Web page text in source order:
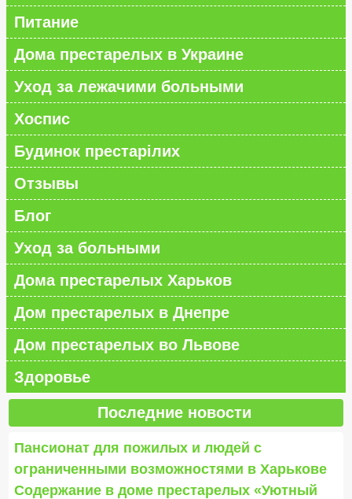
Питание
Дома престарелых в Украине
Уход за лежачими больными
Хоспис
Будинок престарілих
Отзывы
Блог
Уход за больными
Дома престарелых Харьков
Дом престарелых в Днепре
Дом престарелых во Львове
Здоровье
Последние новости
Пансионат для пожилых и людей с
ограниченными возможностями в Харькове
Содержание в доме престарелых «Уютный